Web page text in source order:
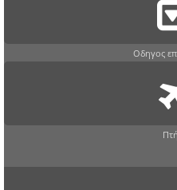
Οδηγος